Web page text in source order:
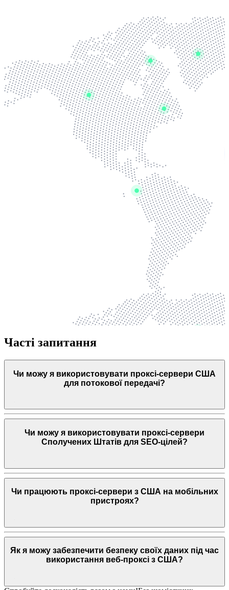
Часті запитання
Чи можу я використовувати проксі-сервери США
для потокової передачі?
Чи можу я використовувати проксі-сервери
Сполучених Штатів для SEO-цілей?
Чи працюють проксі-сервери з США на мобільних
пристроях?
Як я можу забезпечити безпеку своїх даних під час
використання веб-проксі з США?